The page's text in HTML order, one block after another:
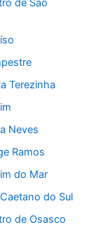
de São
Terezinha
Neves
Ramos
do Mar
do Sul
de Osasco